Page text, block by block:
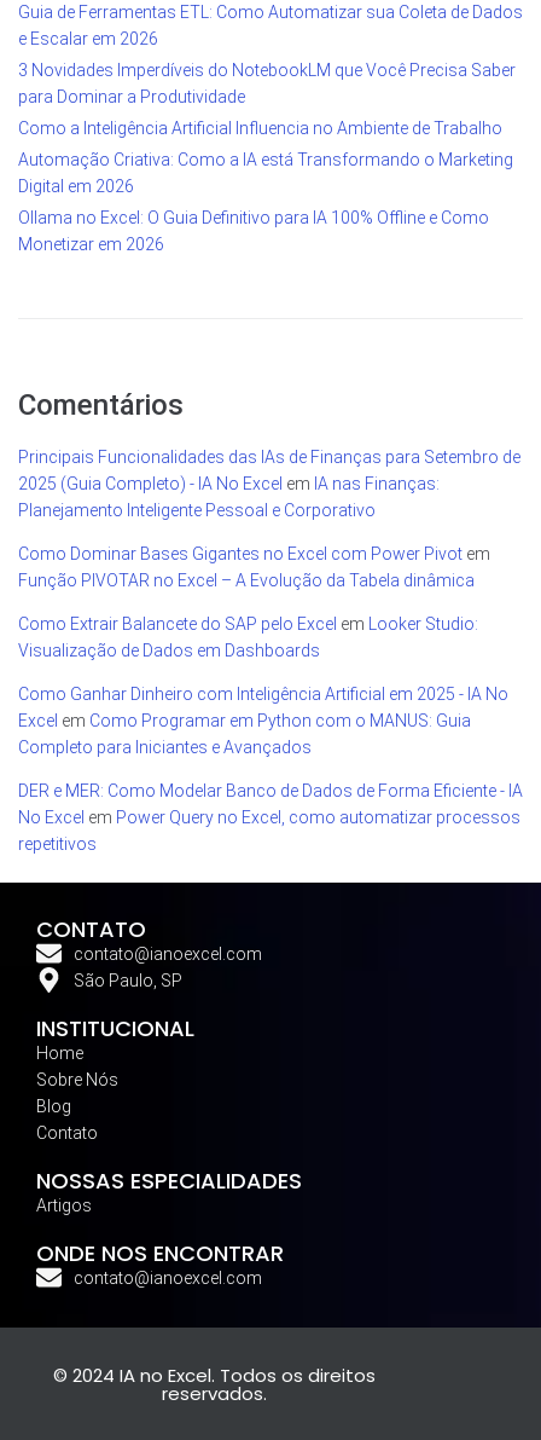
Guia de Ferramentas ETL: Como Automatizar sua Coleta de Dados
e Escalar em 2026
3 Novidades Imperdíveis do NotebookLM que Você Precisa Saber
para Dominar a Produtividade
Como a Inteligência Artificial Influencia no Ambiente de Trabalho
Automação Criativa: Como a IA está Transformando o Marketing
Digital em 2026
Ollama no Excel: O Guia Definitivo para IA 100% Offline e Como
Monetizar em 2026
Comentários
Principais Funcionalidades das IAs de Finanças para Setembro de
2025 (Guia Completo) - IA No Excel em IA nas Finanças:
Planejamento Inteligente Pessoal e Corporativo
Como Dominar Bases Gigantes no Excel com Power Pivot em
Função PIVOTAR no Excel – A Evolução da Tabela dinâmica
Como Extrair Balancete do SAP pelo Excel em
Looker Studio:
Visualização de Dados em Dashboards
Como Ganhar Dinheiro com Inteligência Artificial em 2025 - IA No
Excel em Como Programar em Python com o MANUS: Guia
Completo para Iniciantes e Avançados
DER e MER: Como Modelar Banco de Dados de Forma Eficiente - IA
No Excel em Power Query no Excel, como automatizar processos
repetitivos
CONTATO
contato@ianoexcel.com
São Paulo, SP
INSTITUCIONAL
Home
Sobre Nós
Blog
Contato
NOSSAS ESPECIALIDADES
Artigos
ONDE NOS ENCONTRAR
contato@ianoexcel.com
© 2024 IA no Excel. Todos os direitos
reservados.